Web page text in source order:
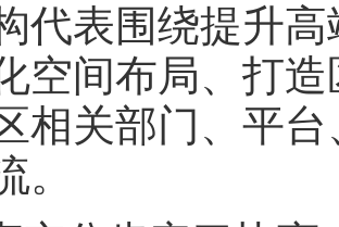
代表围绕提升
空间布局、打
相关部门、平
。